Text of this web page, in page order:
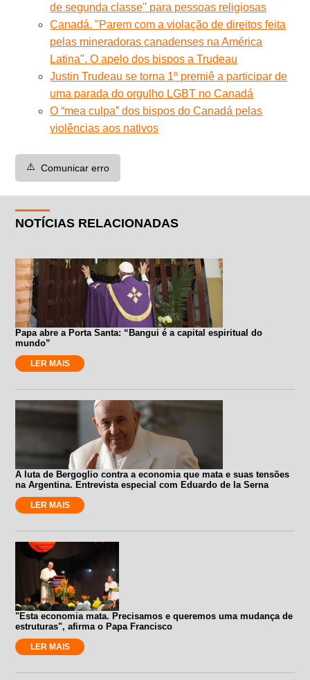
de segunda classe" para pessoas religiosas
Canadá. "Parem com a violação de direitos feita
pelas mineradoras canadenses na América
Latina". O apelo dos bispos a Trudeau
Justin Trudeau se torna 1º premiê a participar de
uma parada do orgulho LGBT no Canadá
O “mea culpa” dos bispos do Canadá pelas
violências aos nativos
⚠️ Comunicar erro
NOTÍCIAS RELACIONADAS
Papa abre a Porta Santa: “Bangui é a capital espiritual do
mundo”
LER MAIS
A luta de Bergoglio contra a economia que mata e suas tensões
na Argentina. Entrevista especial com Eduardo de la Serna
LER MAIS
"Esta economia mata. Precisamos e queremos uma mudança de
estruturas", afirma o Papa Francisco
LER MAIS